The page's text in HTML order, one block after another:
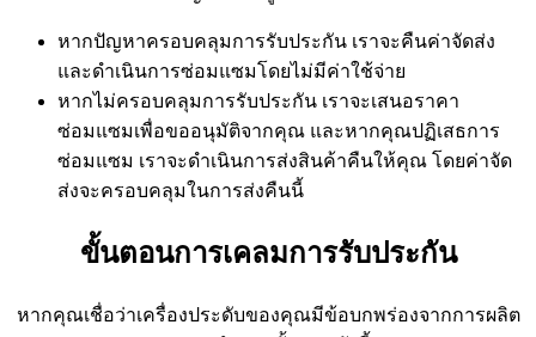
หากปัญหาครอบคลุมการรับประกัน เราจะคืนค่าจัดส่ง
และดำเนินการซ่อมแซมโดยไม่มีค่าใช้จ่าย
หากไม่ครอบคลุมการรับประกัน เราจะเสนอราคา
ซ่อมแซมเพื่อขออนุมัติจากคุณ และหากคุณปฏิเสธการ
ซ่อมแซม เราจะดำเนินการส่งสินค้าคืนให้คุณ โดยค่าจัด
ส่งจะครอบคลุมในการส่งคืนนี้
ขั้นตอนการเคลมการรับประกัน
หากคุณเชื่อว่าเครื่องประดับของคุณมีข้อบกพร่องจากการผลิต